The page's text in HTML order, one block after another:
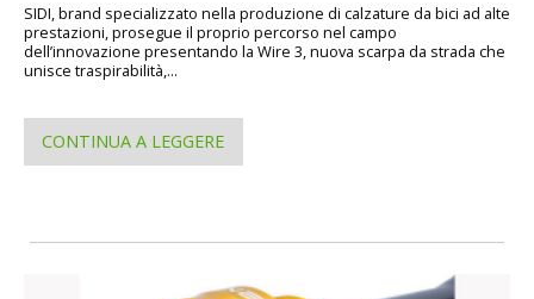
SIDI, brand specializzato nella produzione di calzature da bici ad alte
prestazioni, prosegue il proprio percorso nel campo
dell’innovazione presentando la Wire 3, nuova scarpa da strada che
unisce traspirabilità,...
CONTINUA A LEGGERE